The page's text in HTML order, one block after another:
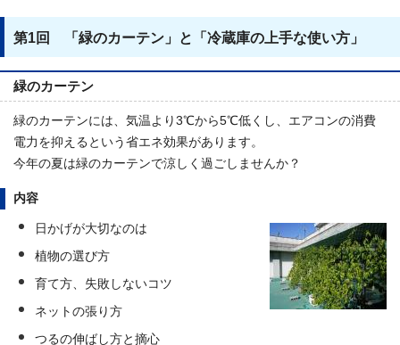
第1回 「緑のカーテン」と「冷蔵庫の上手な使い方」
緑のカーテン
緑のカーテンには、気温より3℃から5℃低くし、エアコンの消費
電力を抑えるという省エネ効果があります。
今年の夏は緑のカーテンで涼しく過ごしませんか？
内容
日かげが大切なのは
植物の選び方
育て方、失敗しないコツ
ネットの張り方
つるの伸ばし方と摘心